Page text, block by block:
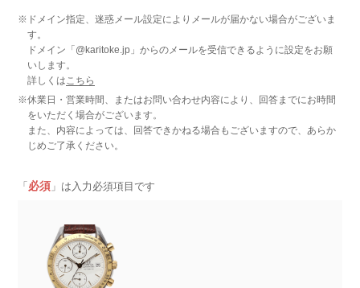
※ドメイン指定、迷惑メール設定によりメールが届かない場合がございま
す。
ドメイン「@karitoke.jp」からのメールを受信できるように設定をお願
いします。
詳しくはこちら
※休業日・営業時間、またはお問い合わせ内容により、回答までにお時間
をいただく場合がございます。
また、内容によっては、回答できかねる場合もございますので、あらか
じめご了承ください。
「 必須 」は入力必須項目です